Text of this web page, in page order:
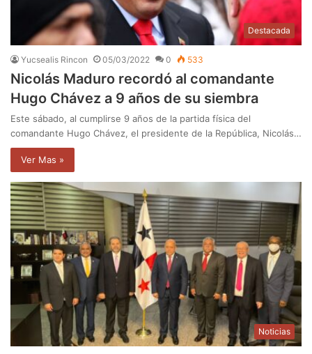
Destacada
Yucsealis Rincon 05/03/2022 0 533
Nicolás Maduro recordó al comandante
Hugo Chávez a 9 años de su siembra
Este sábado, al cumplirse 9 años de la partida física del
comandante Hugo Chávez, el presidente de la República, Nicolás…
Ver Mas »
Noticias